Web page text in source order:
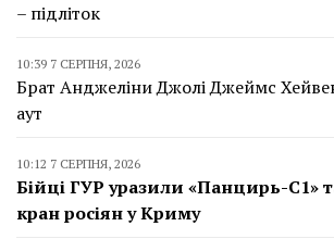
– підліток
10:39 7 СЕРПНЯ, 2026
Брат Анджеліни Джолі Джеймс
аут
10:12 7 СЕРПНЯ, 2026
Бійці ГУР уразили «Панцирь-С1»
кран росіян у Криму